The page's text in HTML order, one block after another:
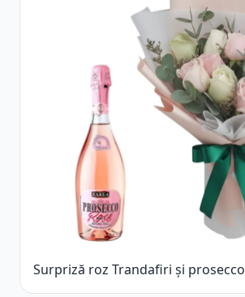
Surpriză roz Trandafiri și prosecco